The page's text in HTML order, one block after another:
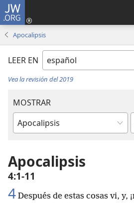
JW.ORG
Apocalipsis
LEER EN
Vea la revisión del 2019
MOSTRAR
Libro
la
Biblia
Apocalipsis
4:1-11
4 Después de estas cosas vi, y,